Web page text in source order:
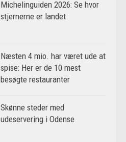
Michelinguiden 2026: Se hvor
stjernerne er landet
Næsten 4 mio. har været ude at
spise: Her er de 10 mest
besøgte restauranter
Skønne steder med
udeservering i Odense